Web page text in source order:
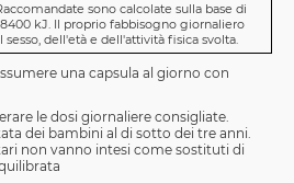
sono calcolate sulla base di
kJ. Il proprio fabbisogno giornaliero
sesso, dell'età e dell'attività fisica svolta.
una capsula al giorno con
le dosi giornaliere consigliate.
dei bambini al di sotto dei tre anni.
non vanno intesi come sostituti di